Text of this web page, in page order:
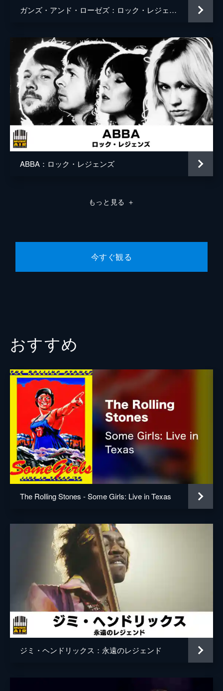
ガンズ・アンド・ローゼズ：ロック・レジェンズ
ABBA：ロック・レジェンズ
もっと見る ＋
今すぐ観る
おすすめ
The Rolling Stones - Some Girls: Live in Texas
ジミ・ヘンドリックス：永遠のレジェンド